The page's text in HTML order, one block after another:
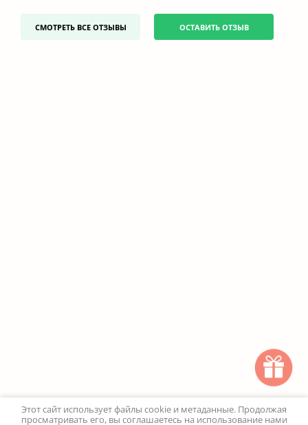
СМОТРЕТЬ ВСЕ ОТЗЫВЫ ОСТАВИТЬ ОТЗЫВ
Этот сайт использует файлы cookie и метаданные. Продолжая
просматривать его, вы соглашаетесь на использование нами